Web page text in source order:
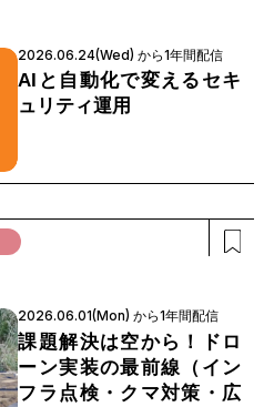
2026.06.24(Wed) から1年間配信
AIと自動化で変えるセキ
ュリティ運用
2026.06.01(Mon) から1年間配信
課題解決は空から！ドロ
ーン実装の最前線（イン
フラ点検・クマ対策・広